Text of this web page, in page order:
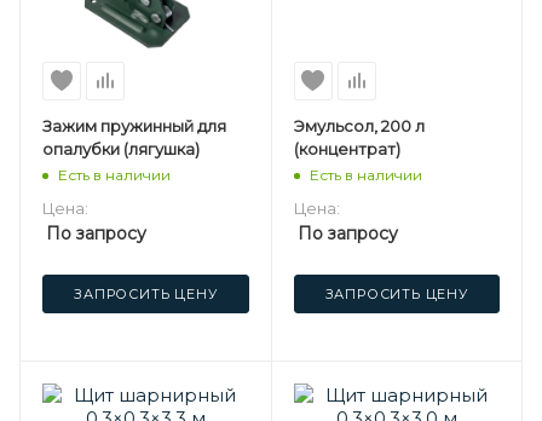
Зажим пружинный для
опалубки (лягушка)
Есть в наличии
Цена:
По запросу
ЗАПРОСИТЬ ЦЕНУ
Эмульсол, 200 л
(концентрат)
Есть в наличии
Цена:
По запросу
ЗАПРОСИТЬ ЦЕНУ